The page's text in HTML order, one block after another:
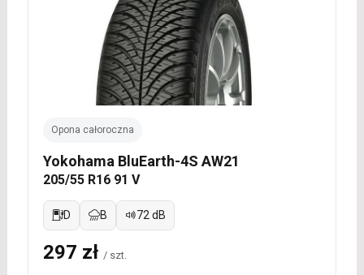
Opona całoroczna
Yokohama BluEarth-4S AW21
205/55 R16 91 V
D B 72 dB
297 zł / szt.